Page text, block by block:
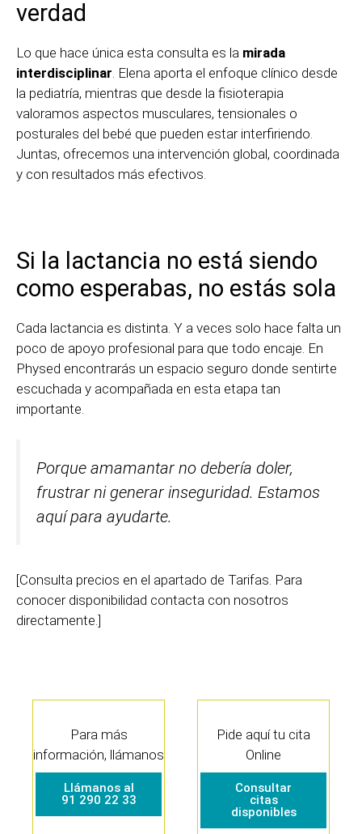
verdad
Lo que hace única esta consulta es la mirada
interdisciplinar . Elena aporta el enfoque clínico desde
la pediatría, mientras que desde la fisioterapia
valoramos aspectos musculares, tensionales o
posturales del bebé que pueden estar interfiriendo.
Juntas, ofrecemos una intervención global, coordinada
y con resultados más efectivos.
Si la lactancia no está siendo
como esperabas, no estás sola
Cada lactancia es distinta. Y a veces solo hace falta un
poco de apoyo profesional para que todo encaje. En
Physed encontrarás un espacio seguro donde sentirte
escuchada y acompañada en esta etapa tan
importante.
Porque amamantar no debería doler,
frustrar ni generar inseguridad. Estamos
aquí para ayudarte.
[Consulta precios en el apartado de Tarifas. Para
conocer disponibilidad contacta con nosotros
directamente.]
Para más
información, llámanos
Llámanos al
91 290 22 33
Pide aquí tu cita
Online
Consultar
citas
disponibles